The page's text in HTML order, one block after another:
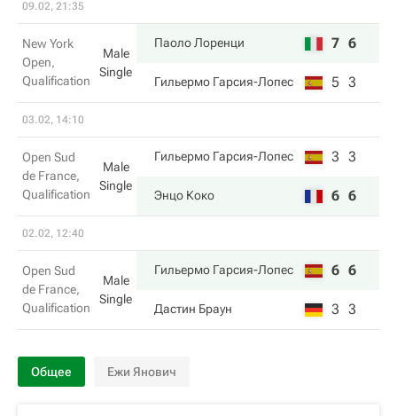
09.02, 21:35
New York
Open,
Qualification
Male
Single
Паоло Лоренци 7 6
Гильермо Гарсия-Лопес 5 3
03.02, 14:10
Open Sud
de France,
Qualification
Male
Single
Гильермо Гарсия-Лопес 3 3
Энцо Коко 6 6
02.02, 12:40
Open Sud
de France,
Qualification
Male
Single
Гильермо Гарсия-Лопес 6 6
Дастин Браун 3 3
Общее Ежи Янович